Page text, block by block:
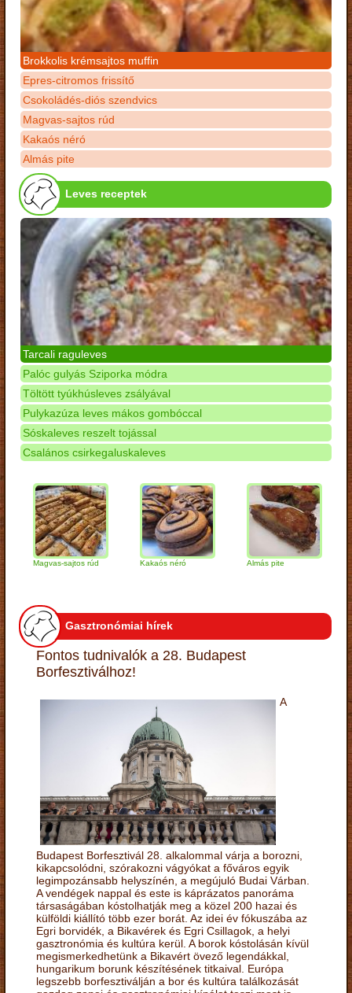
Brokkolis krémsajtos muffin
Epres-citromos frissítő
Csokoládés-diós szendvics
Magvas-sajtos rúd
Kakaós néró
Almás pite
Leves receptek
Tarcali raguleves
Palóc gulyás Sziporka módra
Töltött tyúkhúsleves zsályával
Pulykazúza leves mákos gombóccal
Sóskaleves reszelt tojással
Csalános csirkegaluskaleves
Magvas-sajtos rúd Kakaós néró Almás pite
Gasztronómiai hírek
Fontos tudnivalók a 28. Budapest
Borfesztiválhoz!
A
Budapest Borfesztivál 28. alkalommal várja a borozni,
kikapcsolódni, szórakozni vágyókat a főváros egyik
legimpozánsabb helyszínén, a megújuló Budai Várban.
A vendégek nappal és este is káprázatos panoráma
társaságában kóstolhatják meg a közel 200 hazai és
külföldi kiállító több ezer borát. Az idei év fókuszába az
Egri borvidék, a Bikavérek és Egri Csillagok, a helyi
gasztronómia és kultúra kerül. A borok kóstolásán kívül
megismerkedhetünk a Bikavért övező legendákkal,
hungarikum borunk készítésének titkaival. Európa
legszebb borfesztiválján a bor és kultúra találkozását